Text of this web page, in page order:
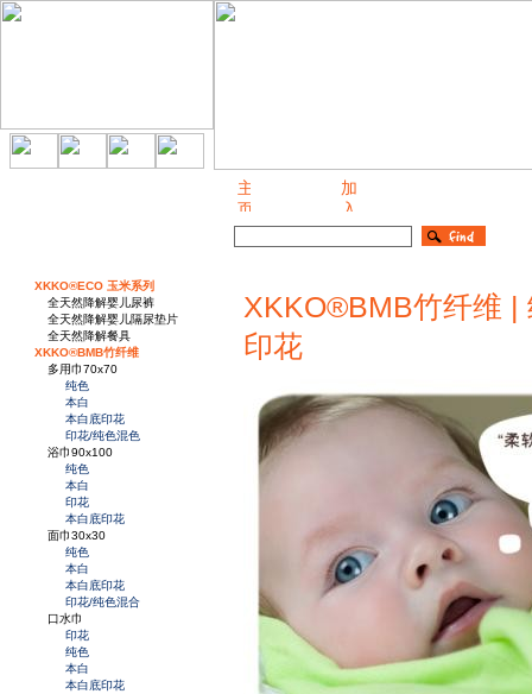
XKKO®ECO 玉米系列
全天然降解婴儿尿裤
全天然降解婴儿隔尿垫片
全天然降解餐具
XKKO®BMB竹纤维
多用巾70x70
纯色
本白
本白底印花
印花/纯色混色
浴巾90x100
纯色
本白
印花
本白底印花
面巾30x30
纯色
本白
本白底印花
印花/纯色混合
口水巾
印花
纯色
本白
本白底印花
XKKO®BMB竹纤维 |
印花